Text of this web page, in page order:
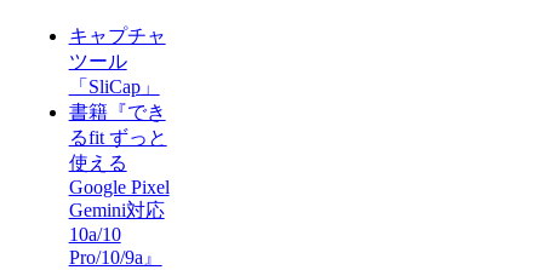
キャプチャ
ツール
「SliCap」
書籍『でき
るfit ずっと
使える
Google Pixel
Gemini対応
10a/10
Pro/10/9a』